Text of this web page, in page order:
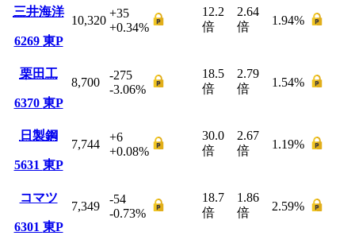
三井海洋
6269 東P
10,320
+35
+0.34%
12.2
倍
2.64
倍
1.94%
栗田工
6370 東P
8,700
-275
-3.06%
18.5
倍
2.79
倍
1.54%
日製鋼
5631 東P
7,744
+6
+0.08%
30.0
倍
2.67
倍
1.19%
コマツ
6301 東P
7,349
-54
-0.73%
18.7
倍
1.86
倍
2.59%